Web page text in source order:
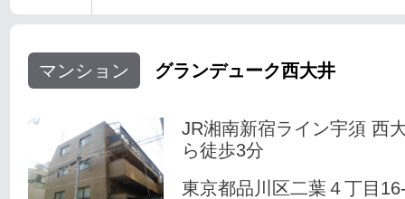
マンション グランデューク西大井
JR湘南新宿ライン宇須 西
ら徒歩3分
東京都品川区二葉４丁目